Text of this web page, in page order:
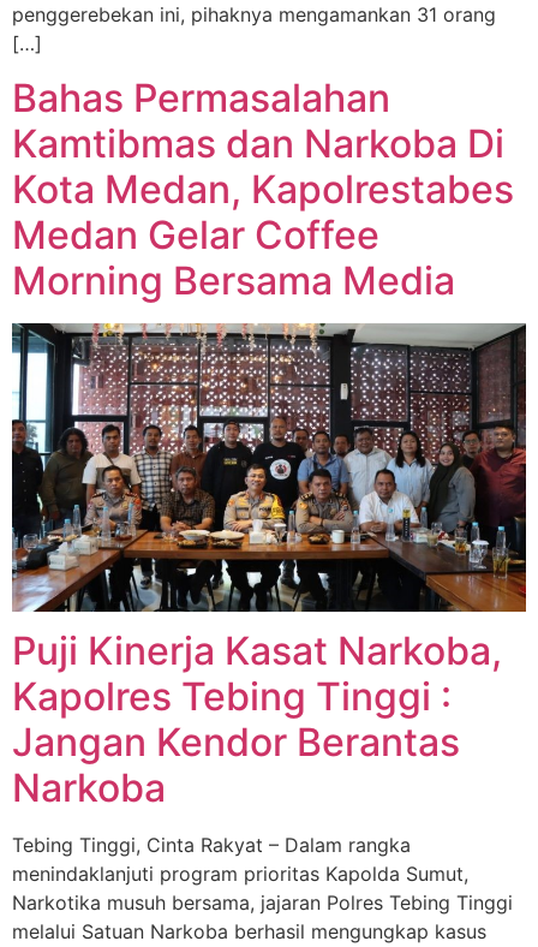
penggerebekan ini, pihaknya mengamankan 31 orang
[…]
Bahas Permasalahan
Kamtibmas dan Narkoba Di
Kota Medan, Kapolrestabes
Medan Gelar Coffee
Morning Bersama Media
Puji Kinerja Kasat Narkoba,
Kapolres Tebing Tinggi :
Jangan Kendor Berantas
Narkoba
Tebing Tinggi, Cinta Rakyat – Dalam rangka
menindaklanjuti program prioritas Kapolda Sumut,
Narkotika musuh bersama, jajaran Polres Tebing Tinggi
melalui Satuan Narkoba berhasil mengungkap kasus